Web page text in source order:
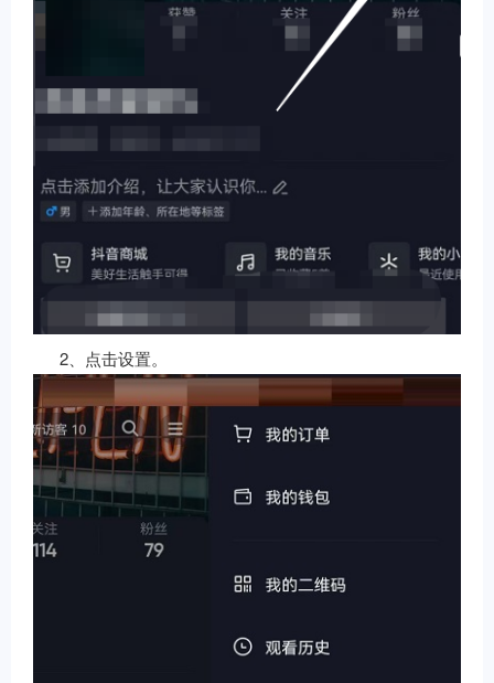
2、点击设置。